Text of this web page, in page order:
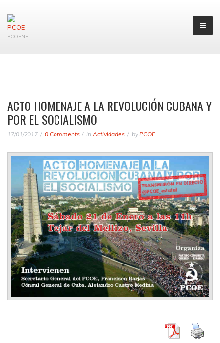
PCOENET
ACTO HOMENAJE A LA REVOLUCIÓN CUBANA Y
POR EL SOCIALISMO
17/01/2017 0 Comments in Actividades by PCOE